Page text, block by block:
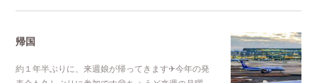
帰国
約１年半ぶりに、来週娘が帰ってきます✈今年の発